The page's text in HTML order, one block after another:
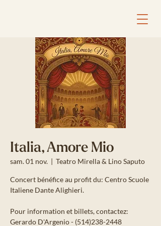
Italia, Amore Mio
sam. 01 nov.
  |
Teatro Mirella & Lino Saputo
Concert bénéfice au profit du: Centro Scuole
Italiene Dante Alighieri.
Pour information et billets, contactez: